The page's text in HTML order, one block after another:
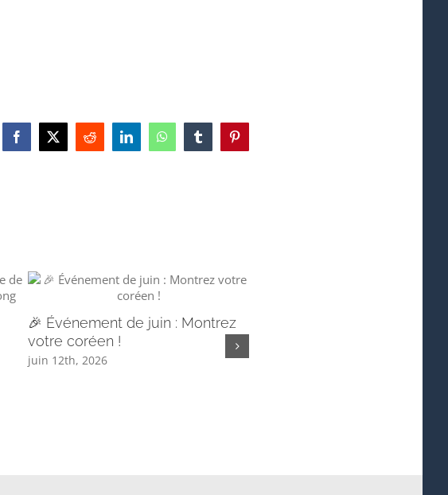
Facebook
X Reddit LinkedInWhatsAppTumblrPinterest
🎉 Événement de juin : Montrez
votre coréen !
juin 12th, 2026